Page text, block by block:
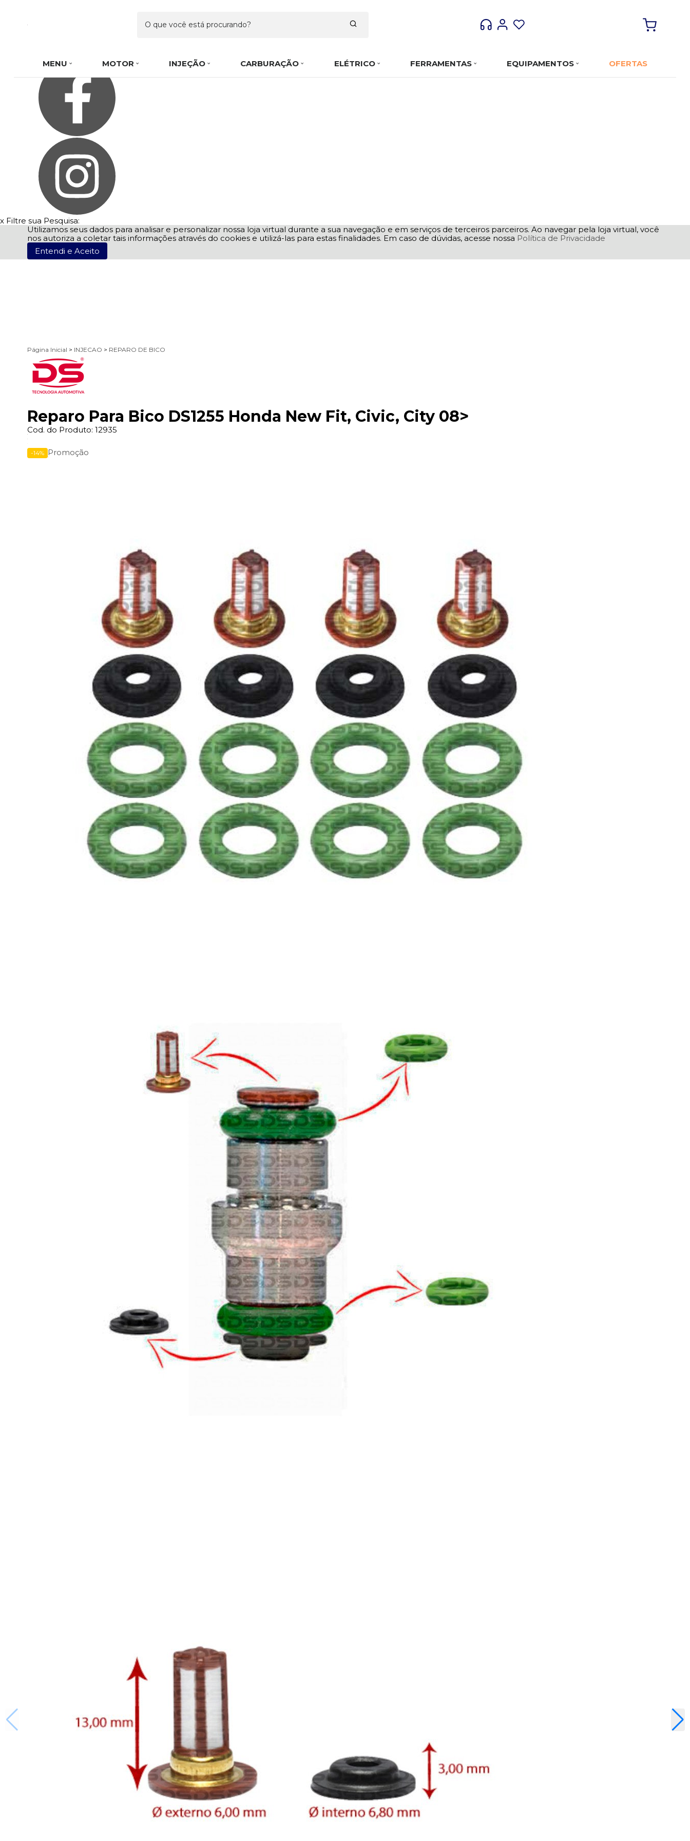
x Filtre sua Pesquisa:
Utilizamos seus dados para analisar e personalizar nossa loja virtual durante a sua navegação e em serviços de terceiros parceiros. Ao navegar pela loja virtual, você
nos autoriza a coletar tais informações através do cookies e utilizá-las para estas finalidades. Em caso de dúvidas, acesse nossa Política de Privacidade
Entendi e Aceito
MENU MOTOR INJEÇÃO CARBURAÇÃO ELÉTRICO FERRAMENTAS EQUIPAMENTOS OFERTAS
Página Inicial > INJECAO > REPARO DE BICO
Reparo Para Bico DS1255 Honda New Fit, Civic, City 08>
Cod. do Produto: 12935
-14% Promoção